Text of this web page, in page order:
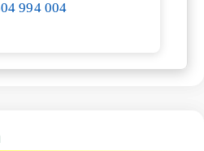
994 004